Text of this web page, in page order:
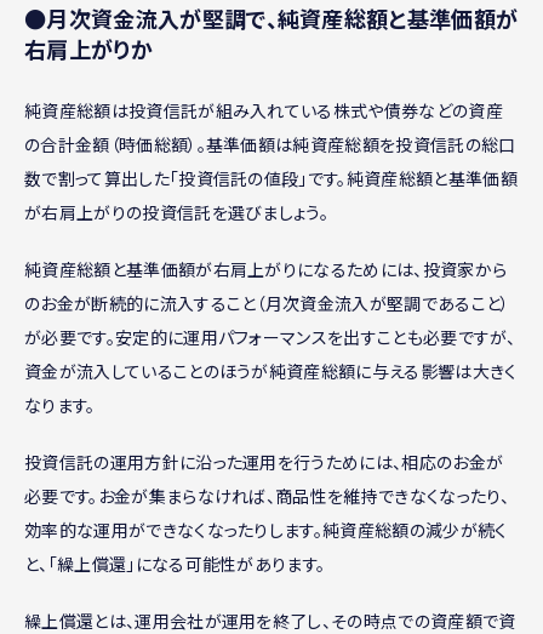
●月次資金流入が堅調で、純資産総額と基準価額が
右肩上がりか
純資産総額は投資信託が組み入れている株式や債券などの資産
の合計金額（時価総額）。基準価額は純資産総額を投資信託の総口
数で割って算出した「投資信託の値段」です。純資産総額と基準価額
が右肩上がりの投資信託を選びましょう。
純資産総額と基準価額が右肩上がりになるためには、投資家から
のお金が断続的に流入すること（月次資金流入が堅調であること）
が必要です。安定的に運用パフォーマンスを出すことも必要ですが、
資金が流入していることのほうが純資産総額に与える影響は大きく
なります。
投資信託の運用方針に沿った運用を行うためには、相応のお金が
必要です。お金が集まらなければ、商品性を維持できなくなったり、
効率的な運用ができなくなったりします。純資産総額の減少が続く
と、「繰上償還」になる可能性があります。
繰上償還とは、運用会社が運用を終了し、その時点での資産額で資